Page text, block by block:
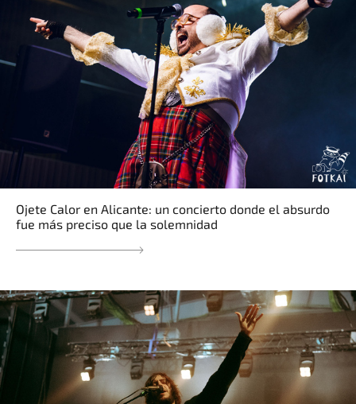
Ojete Calor en Alicante: un concierto donde el absurdo
fue más preciso que la solemnidad